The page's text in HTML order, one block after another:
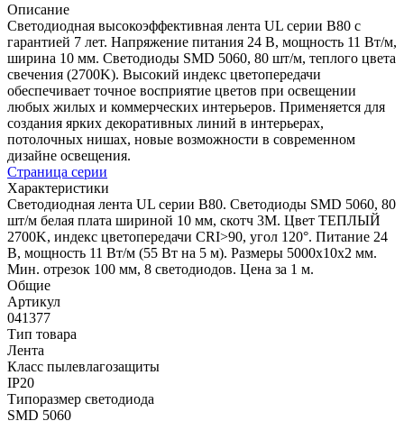
Описание
Светодиодная высокоэффективная лента UL серии B80 с
гарантией 7 лет. Напряжение питания 24 В, мощность 11 Вт/м,
ширина 10 мм. Светодиоды SMD 5060, 80 шт/м, теплого цвета
свечения (2700K). Высокий индекс цветопередачи
обеспечивает точное восприятие цветов при освещении
любых жилых и коммерческих интерьеров. Применяется для
создания ярких декоративных линий в интерьерах,
потолочных нишах, новые возможности в современном
дизайне освещения.
Страница серии
Характеристики
Светодиодная лента UL серии B80. Светодиоды SMD 5060, 80
шт/м белая плата шириной 10 мм, скотч 3M. Цвет ТЕПЛЫЙ
2700K, индекс цветопередачи CRI>90, угол 120°. Питание 24
В, мощность 11 Вт/м (55 Вт на 5 м). Размеры 5000x10x2 мм.
Мин. отрезок 100 мм, 8 светодиодов. Цена за 1 м.
Общие
Артикул
041377
Тип товара
Лента
Класс пылевлагозащиты
IP20
Типоразмер светодиода
SMD 5060